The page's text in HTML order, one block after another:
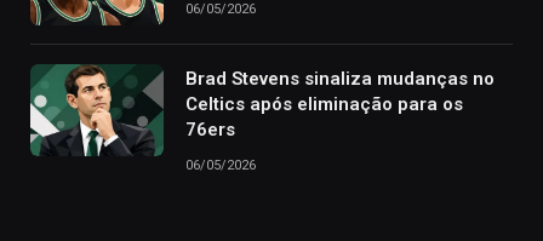
06/05/2026
Brad Stevens sinaliza mudanças no
Celtics após eliminação para os
76ers
06/05/2026